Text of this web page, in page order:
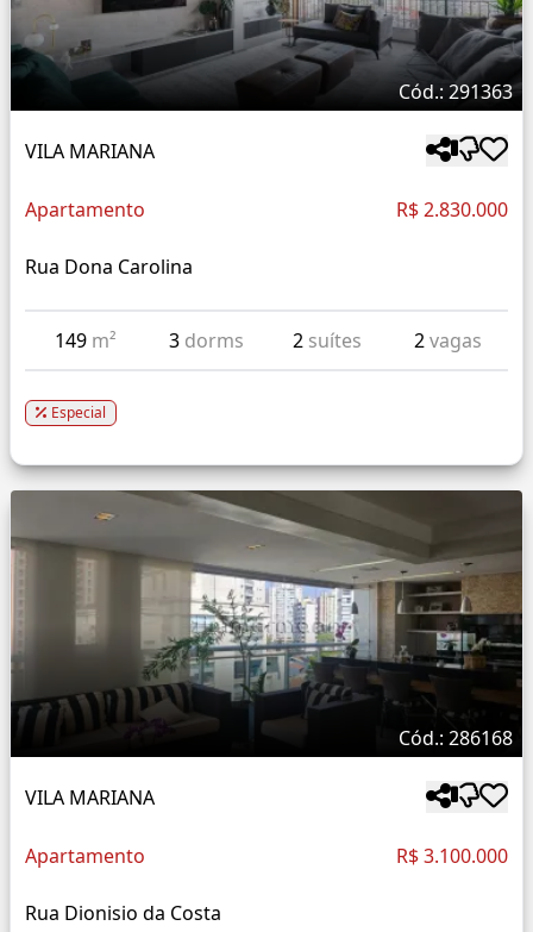
Cód.: 291363
VILA MARIANA
Apartamento R$ 2.830.000
Rua Dona Carolina
149 m² 3 dorms 2 suítes 2vagas
Especial
Cód.: 286168
VILA MARIANA
Apartamento R$ 3.100.000
Rua Dionisio da Costa